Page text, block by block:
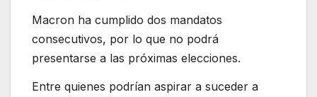
Macron ha cumplido dos mandatos
consecutivos, por lo que no podrá
presentarse a las próximas elecciones.
Entre quienes podrían aspirar a suceder a